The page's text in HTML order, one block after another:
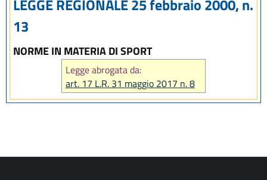
LEGGE REGIONALE 25 febbraio 2000, n.
13
NORME IN MATERIA DI SPORT
Legge abrogata da:
art. 17 L.R. 31 maggio 2017 n. 8